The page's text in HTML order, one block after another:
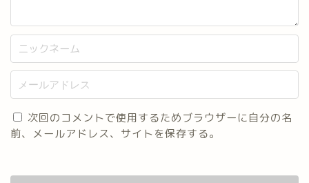
次回のコメントで使用するためブラウザーに自分の名
前、メールアドレス、サイトを保存する。